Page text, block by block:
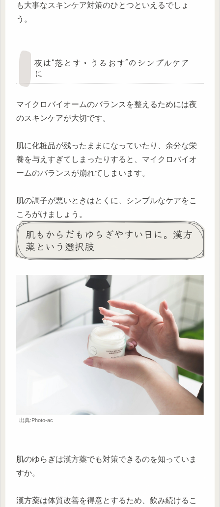
も大事なスキンケア対策のひとつといえるでしょ
う。
夜は“落とす・うるおす”のシンプルケア
に
マイクロバイオームのバランスを整えるためには夜
のスキンケアが大切です。
肌に化粧品が残ったままになっていたり、余分な栄
養を与えすぎてしまったりすると、マイクロバイオ
ームのバランスが崩れてしまいます。
肌の調子が悪いときはとくに、シンプルなケアをこ
ころがけましょう。
肌もからだもゆらぎやすい日に。漢方
薬という選択肢
出典:Photo-ac
肌のゆらぎは漢方薬でも対策できるのを知っていま
すか。
漢方薬は体質改善を得意とするため、飲み続けるこ